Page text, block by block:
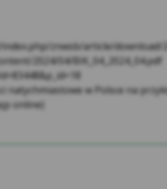
znwsb/article/download/
2024/04/BIK_04_2024_04.pdf
natychmiastowe w Polsce na
online)
Facebooka znajdującą
Youtube znajdująca
Stefczyk.info
Wpolityce.pl